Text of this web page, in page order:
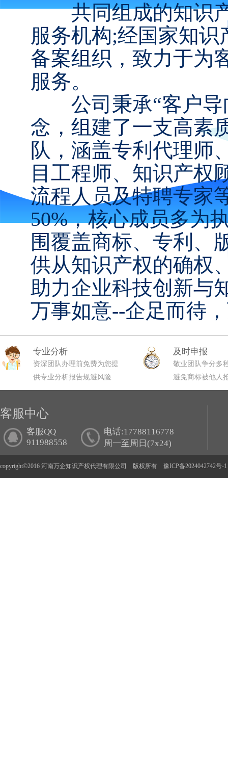
共同组成的知识产
服务机构;经国家知
备案组织，致力于为
服务。
公司秉承“客户导
念，组建了一支高素
队，涵盖专利代理师
目工程师、知识产权
流程人员及特聘专家
50%，核心成员多为
围覆盖商标、专利、
供从知识产权的确权
助力企业科技创新与
万事如意--企足而待
专业分析
资深团队办理前免费为您提
供专业分析报告规避风险
及时申报
敬业团队争分多
避免商标被他人
客服中心
客服QQ
911988558
电话:17788116778
周一至周日(7x24)
copyright©2016 河南万企知识产权代理有限公司 版权所有 豫ICP备2024042742号-1